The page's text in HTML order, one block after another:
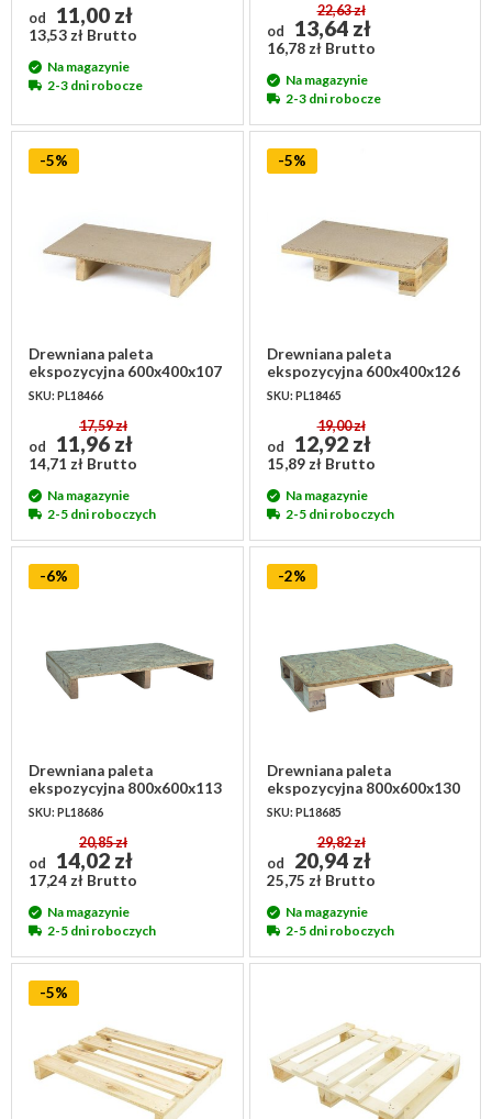
od 11,00 zł
13,53 zł Brutto
Na magazynie
2-3 dni robocze
od
22,63 zł
13,64 zł
16,78 zł Brutto
Na magazynie
2-3 dni robocze
-5%
Drewniana paleta
ekspozycyjna 600x400x107
mm - ISPM 15, 250 kg
SKU: PL18466
od
17,59 zł
11,96 zł
14,71 zł Brutto
Na magazynie
2-5 dni roboczych
-5%
Drewniana paleta
ekspozycyjna 600x400x126
mm - ISPM 15, 250 kg
SKU: PL18465
od
19,00 zł
12,92 zł
15,89 zł Brutto
Na magazynie
2-5 dni roboczych
-6%
Drewniana paleta
ekspozycyjna 800x600x113
mm - ISPM 15, 250 kg
SKU: PL18686
od
20,85 zł
14,02 zł
17,24 zł Brutto
Na magazynie
2-5 dni roboczych
-2%
Drewniana paleta
ekspozycyjna 800x600x130
mm - ISPM 15, 250 kg
SKU: PL18685
od
29,82 zł
20,94 zł
25,75 zł Brutto
Na magazynie
2-5 dni roboczych
-5%